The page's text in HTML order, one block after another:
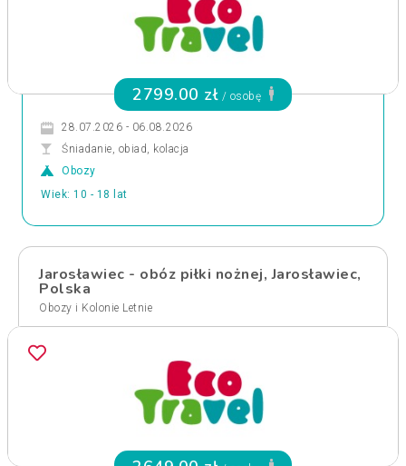
2799.00 zł / osobę
28.07.2026 - 06.08.2026
Śniadanie, obiad, kolacja
Obozy
Wiek: 10 - 18 lat
Jarosławiec - obóz piłki nożnej, Jarosławiec,
Polska
Obozy i Kolonie Letnie